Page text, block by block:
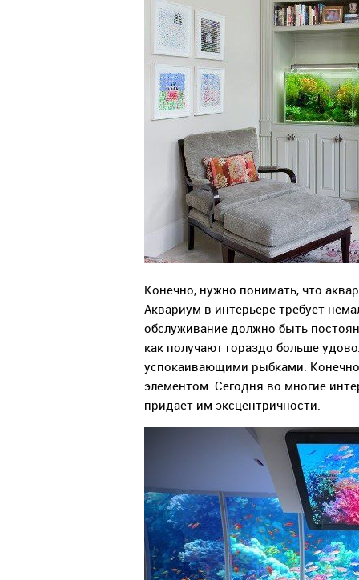
Конечно, нужно понимать, что
Аквариум в интерьере требует
обслуживание должно быть
как получают гораздо больше
успокаивающими рыбками.
элементом. Сегодня во многие
придает им эксцентричности.